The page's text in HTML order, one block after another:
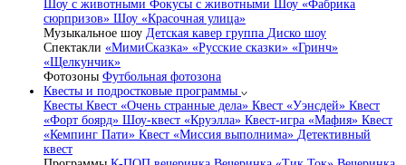
Шоу с животными Фокусы с животными Шоу «Фабрика
сюрпризов» Шоу «Красочная улица»
Музыкальное шоу Детская кавер группа Диско шоу
Спектакли «МимиСказка» «Русские сказки» «Гринч»
«Щелкунчик»
Фотозоны Футбольная фотозона
Квесты и подростковые программы
Квесты Квест «Очень странные дела» Квест «Уэнсдей» Квест
«Форт боярд» Шоу-квест «Круэлла» Квест-игра «Мафия» Квест
«Кемпинг Пати» Квест «Миссия выполнима» Детективный
квест